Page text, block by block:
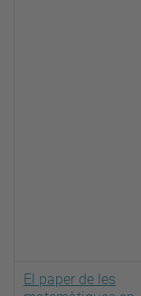
El paper de les